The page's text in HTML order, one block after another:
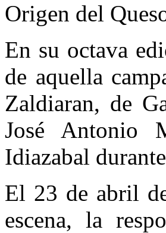
Origen del
En su octava
de aquella
Zaldiaran, de
José Antonio
Idiazabal
El 23 de abril
escena, la